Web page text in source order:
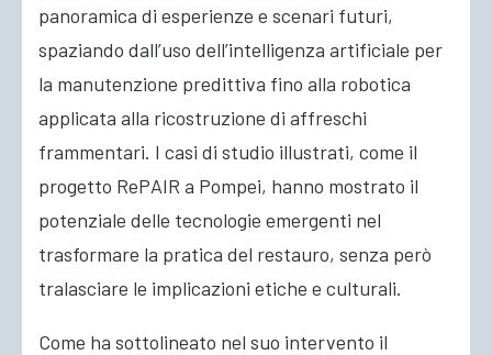
panoramica di esperienze e scenari futuri,
spaziando dall’uso dell’intelligenza artificiale per
la manutenzione predittiva fino alla robotica
applicata alla ricostruzione di affreschi
frammentari. I casi di studio illustrati, come il
progetto RePAIR a Pompei, hanno mostrato il
potenziale delle tecnologie emergenti nel
trasformare la pratica del restauro, senza però
tralasciare le implicazioni etiche e culturali.
Come ha sottolineato nel suo intervento il